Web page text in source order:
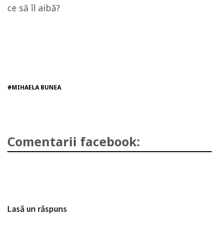
ce să îl aibă?
#MIHAELA BUNEA
Comentarii facebook:
Lasă un răspuns